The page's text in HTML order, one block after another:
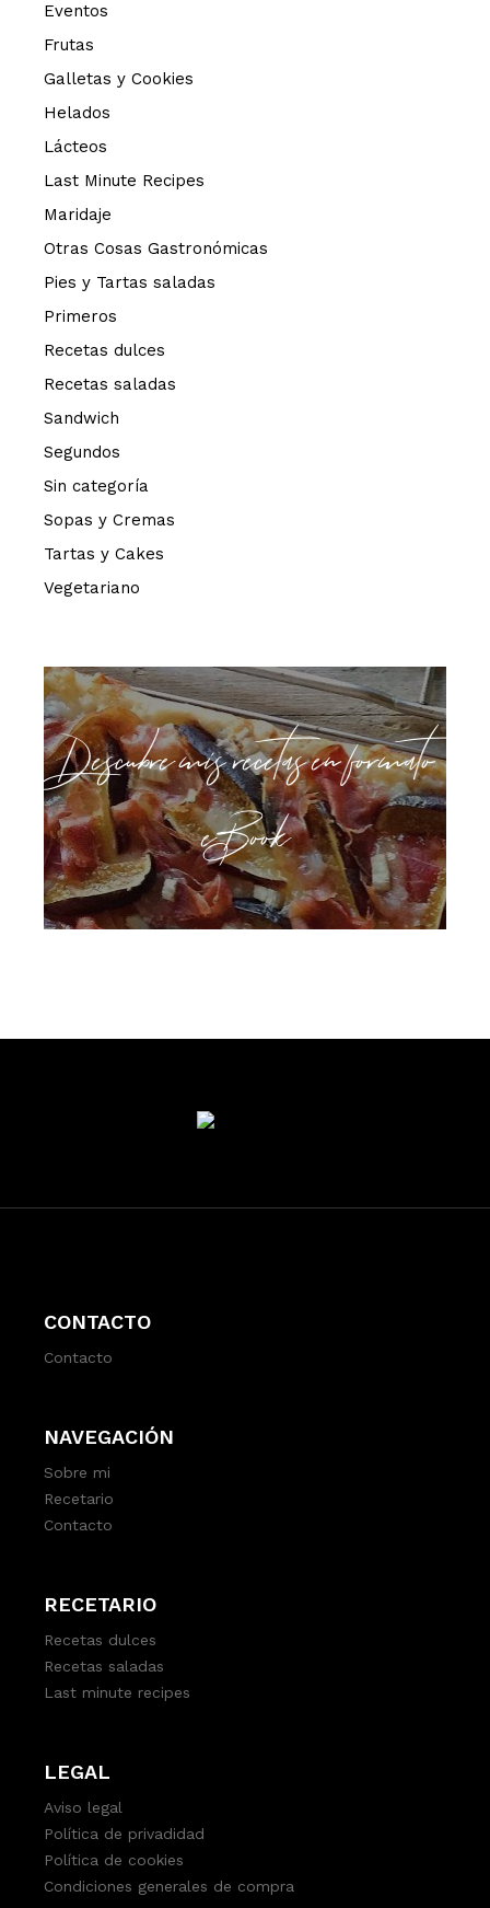
Eventos
Frutas
Galletas y Cookies
Helados
Lácteos
Last Minute Recipes
Maridaje
Otras Cosas Gastronómicas
Pies y Tartas saladas
Primeros
Recetas dulces
Recetas saladas
Sandwich
Segundos
Sin categoría
Sopas y Cremas
Tartas y Cakes
Vegetariano
Descubre mis recetas en formato
eBook
CONTACTO
Contacto
NAVEGACIÓN
Sobre mi
Recetario
Contacto
RECETARIO
Recetas dulces
Recetas saladas
Last minute recipes
LEGAL
Aviso legal
Política de privadidad
Política de cookies
Condiciones generales de compra